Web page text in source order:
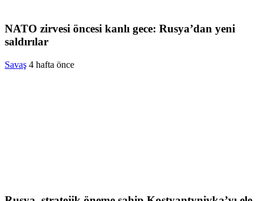
NATO zirvesi öncesi kanlı gece: Rusya’dan yeni
saldırılar
Savaş 4 hafta önce